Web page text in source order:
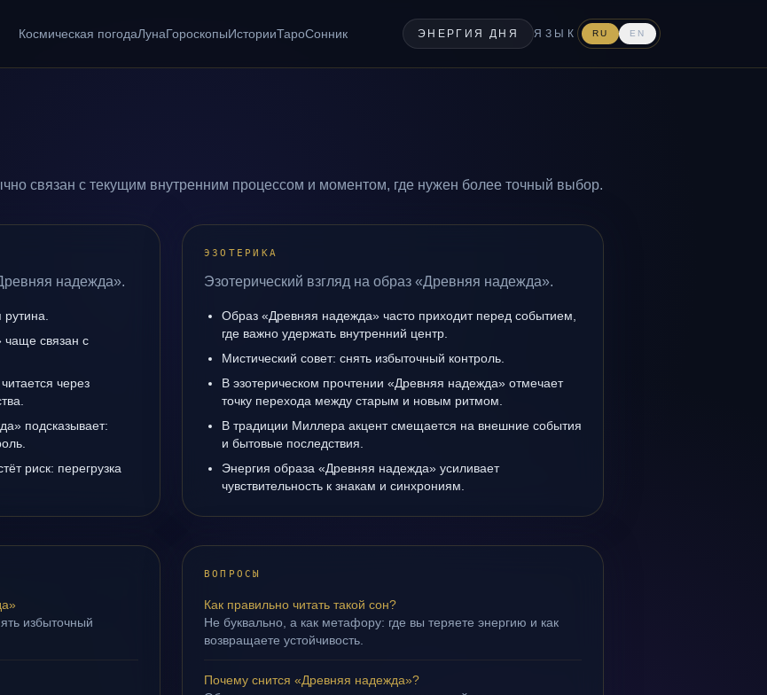
Космическая погодаЛунаГороскопыИсторииТароСонник ЭНЕРГИЯ ДНЯ ЯЗЫК RU EN
связан с текущим внутренним процессом и моментом, где нужен более точный выбор.
надежда».
связан с
через
подсказывает:
риск: перегрузка
ЭЗОТЕРИКА
Эзотерический взгляд на образ «Древняя надежда».
Образ «Древняя надежда» часто приходит перед событием,
где важно удержать внутренний центр.
Мистический совет: снять избыточный контроль.
В эзотерическом прочтении «Древняя надежда» отмечает
точку перехода между старым и новым ритмом.
В традиции Миллера акцент смещается на внешние события
и бытовые последствия.
Энергия образа «Древняя надежда» усиливает
чувствительность к знакам и синхрониям.
избыточный
ВОПРОСЫ
Как правильно читать такой сон?
Не буквально, а как метафору: где вы теряете энергию и как
возвращаете устойчивость.
Почему снится «Древняя надежда»?